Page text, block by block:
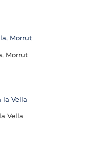
Morrut
Vella